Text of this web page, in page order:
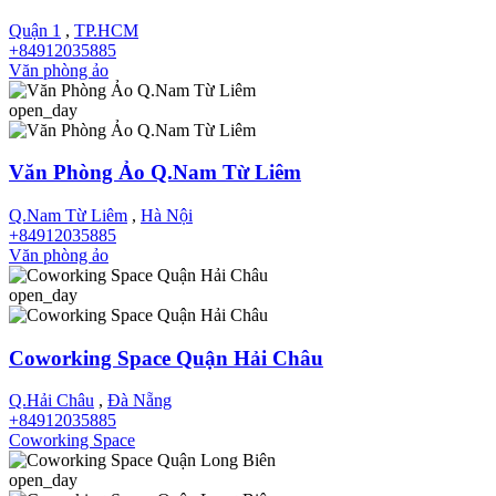
Quận 1 , TP.HCM
+84912035885
Văn phòng ảo
open_day
Văn Phòng Ảo Q.Nam Từ Liêm
Q.Nam Từ Liêm , Hà Nội
+84912035885
Văn phòng ảo
open_day
Coworking Space Quận Hải Châu
Q.Hải Châu , Đà Nẵng
+84912035885
Coworking Space
open_day